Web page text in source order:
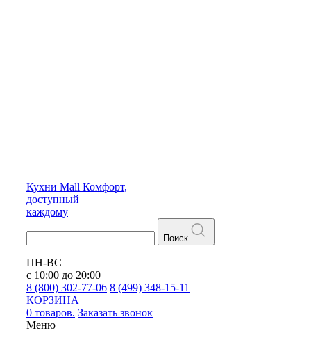
Кухни Mall Комфорт,
доступный
каждому
Поиск
ПН-ВС
с 10:00 до 20:00
8 (800) 302-77-06 8 (499) 348-15-11
КОРЗИНА
0 товаров. Заказать звонок
Меню